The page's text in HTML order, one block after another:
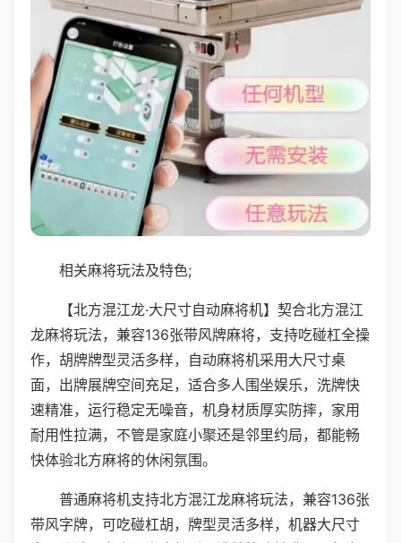
相关麻将玩法及特色;
【北方混江龙·大尺寸自动麻将机】契合北方混江
龙麻将玩法，兼容136张带风牌麻将，支持吃碰杠全操
作，胡牌牌型灵活多样，自动麻将机采用大尺寸桌
面，出牌展牌空间充足，适合多人围坐娱乐，洗牌快
速精准，运行稳定无噪音，机身材质厚实防摔，家用
耐用性拉满，不管是家庭小聚还是邻里约局，都能畅
快体验北方麻将的休闲氛围。
普通麻将机支持北方混江龙麻将玩法，兼容136张
带风字牌，可吃碰杠胡，牌型灵活多样，机器大尺寸